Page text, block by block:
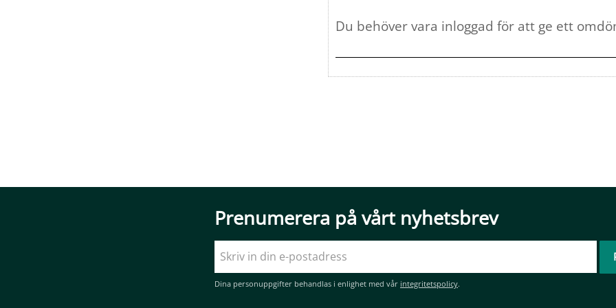
Prenumerera på vårt nyhetsbrev
Dina personuppgifter behandlas i enlighet med vår integritetspolicy.